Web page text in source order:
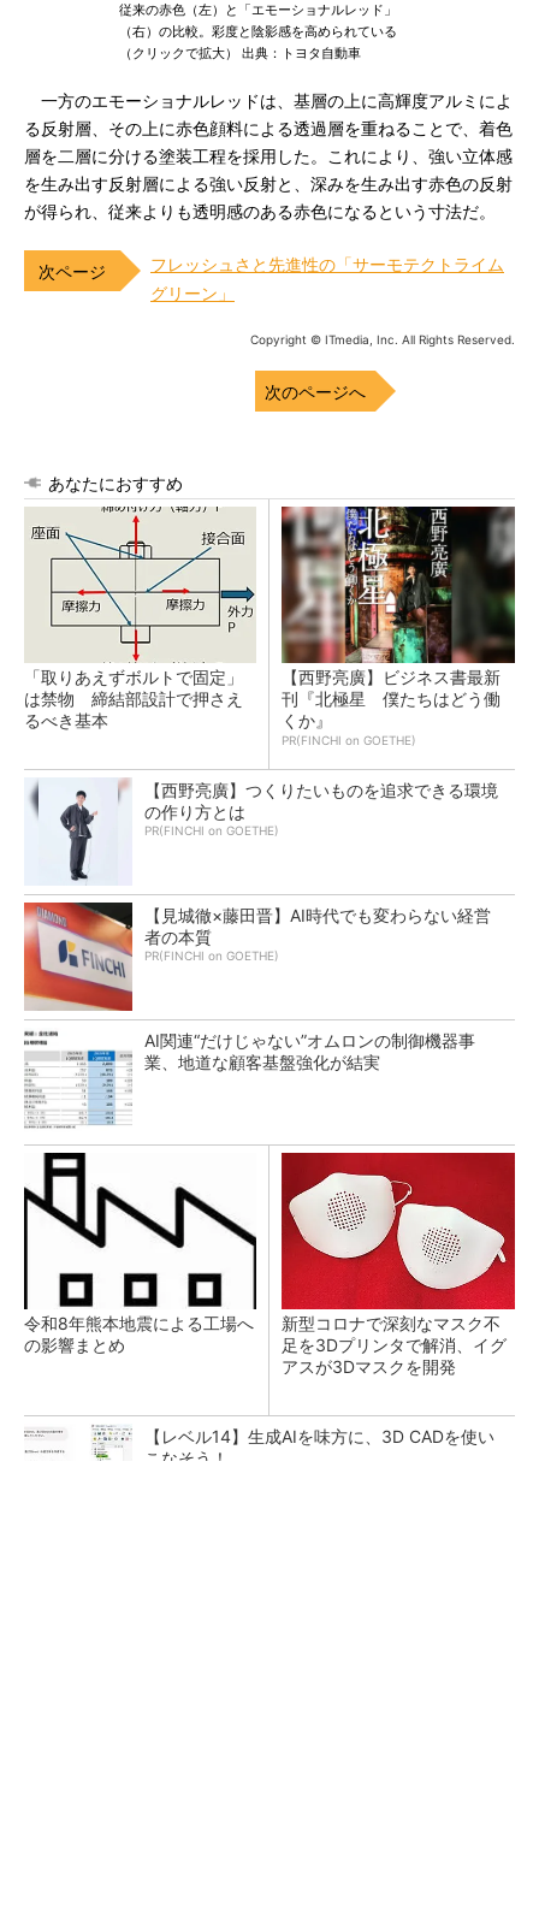
従来の赤色（左）と「エモーショナルレッド」
（右）の比較。彩度と陰影感を高められている
（クリックで拡大） 出典：トヨタ自動車
一方のエモーショナルレッドは、基層の上に高輝度アルミによ
る反射層、その上に赤色顔料による透過層を重ねることで、着色
層を二層に分ける塗装工程を採用した。これにより、強い立体感
を生み出す反射層による強い反射と、深みを生み出す赤色の反射
が得られ、従来よりも透明感のある赤色になるという寸法だ。
フレッシュさと先進性の「サーモテクトライム
グリーン」
Copyright © ITmedia, Inc. All Rights Reserved.
次のページへ
あなたにおすすめ
「取りあえずボルトで固定」
は禁物 締結部設計で押さえ
るべき基本
【西野亮廣】ビジネス書最新
刊『北極星 僕たちはどう働
くか』
PR(FINCHI on GOETHE)
【西野亮廣】つくりたいものを追求できる環境
の作り方とは
PR(FINCHI on GOETHE)
【見城徹×藤田晋】AI時代でも変わらない経営
者の本質
PR(FINCHI on GOETHE)
AI関連“だけじゃない”オムロンの制御機器事
業、地道な顧客基盤強化が結実
令和8年熊本地震による工場へ
の影響まとめ
新型コロナで深刻なマスク不
足を3Dプリンタで解消、イグ
アスが3Dマスクを開発
【レベル14】生成AIを味方に、3D CADを使い
こなそう！